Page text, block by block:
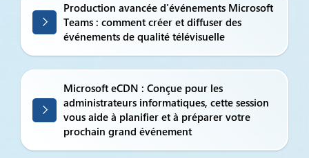
Production avancée d'événements Microsoft
Teams : comment créer et diffuser des
événements de qualité télévisuelle
Microsoft eCDN : Conçue pour les
administrateurs informatiques, cette session
vous aide à planifier et à préparer votre
prochain grand événement